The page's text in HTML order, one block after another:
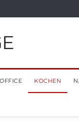
KOCHEN